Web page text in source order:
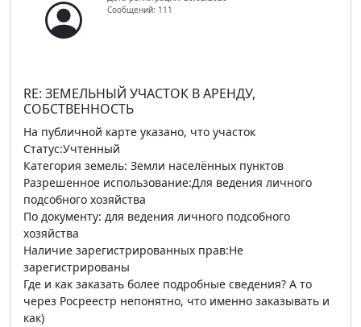
Сообщений: 111
RE: ЗЕМЕЛЬНЫЙ УЧАСТОК В АРЕНДУ,
СОБСТВЕННОСТЬ
На публичной карте указано, что участок
Статус:Учтенный
Категория земель: Земли населённых пунктов
Разрешенное использование:Для ведения личного
подсобного хозяйства
По документу: для ведения личного подсобного
хозяйства
Наличие зарегистрированных прав:Не
зарегистрированы
Где и как заказать более подробные сведения? А то
через Росреестр непонятно, что именно заказывать и
как)